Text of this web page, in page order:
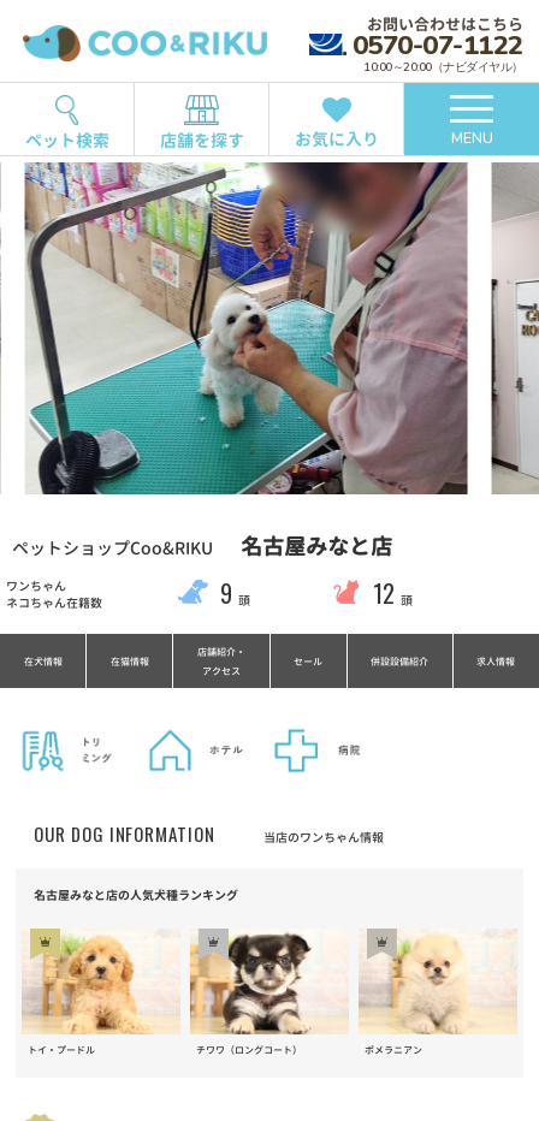
お問い合わせはこちら
0570-07-1122
10:00～20:00（ナビダイヤル）
ペット検索 店舗を探す お気に入り MENU
ペットショップCoo&RIKU 名古屋みなと店
ワンちゃん
ネコちゃん在籍数
9 頭 12 頭
在犬情報 在猫情報
店舗紹介・
アクセス
セール 併設設備紹介 求人情報
OUR DOG INFORMATION 当店のワンちゃん情報
名古屋みなと店の人気犬種ランキング
トイ・プードル チワワ（ロングコート） ポメラニアン